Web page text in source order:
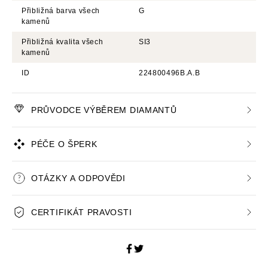
Přibližná barva všech
kamenů
G
Přibližná kvalita všech
kamenů
SI3
ID 224800496B.A.B
PRŮVODCE VÝBĚREM DIAMANTŮ
PÉČE O ŠPERK
OTÁZKY A ODPOVĚDI
CERTIFIKÁT PRAVOSTI